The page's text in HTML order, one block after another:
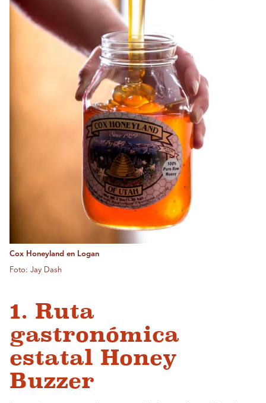
Cox Honeyland en Logan
Foto: Jay Dash
1. Ruta
gastronómica
estatal Honey
Buzzer